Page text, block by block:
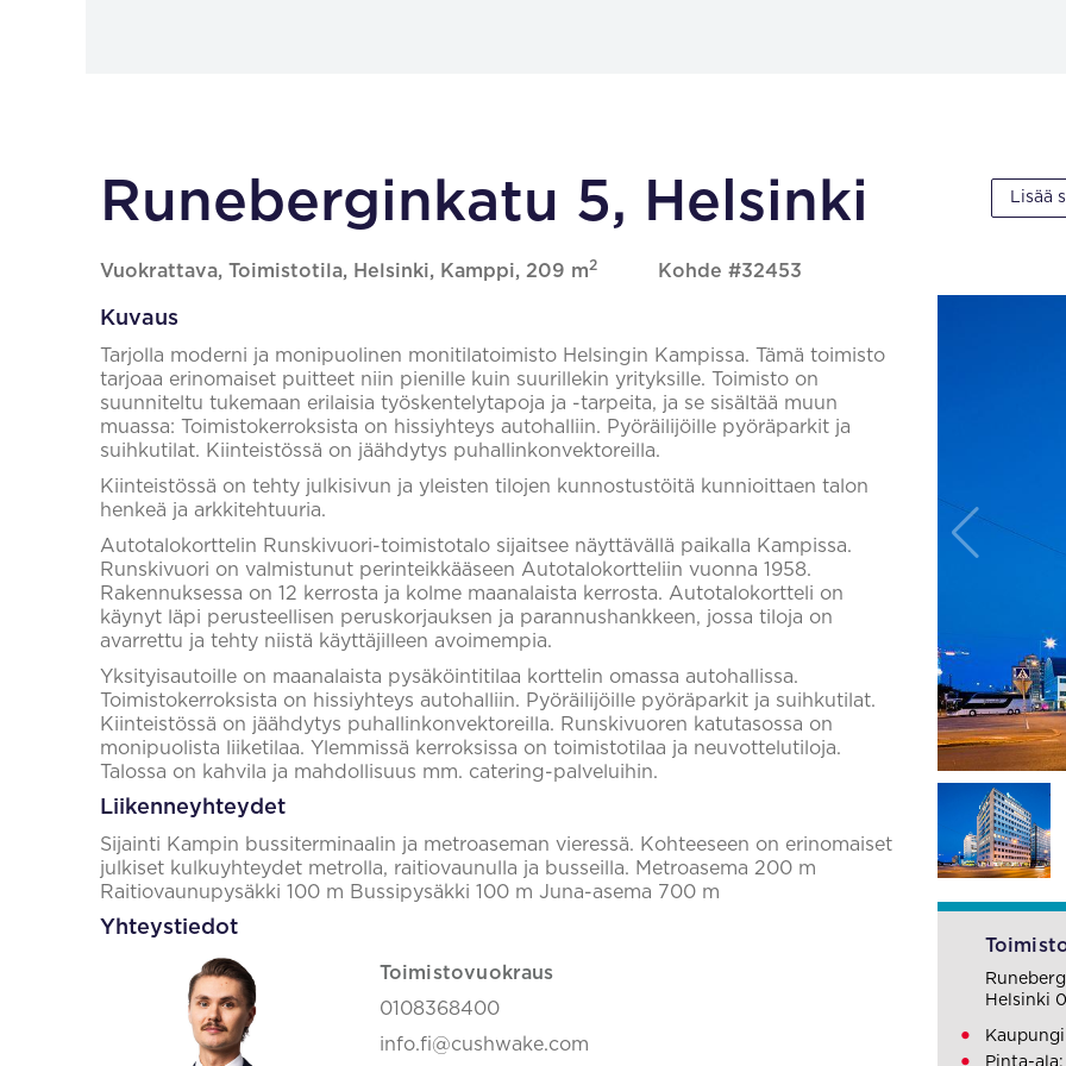
Runeberginkatu 5, Helsinki
Vuokrattava, Toimistotila, Helsinki, Kamppi, 209 m2 Kohde #32453
Lisää
Kuvaus
Tarjolla moderni ja monipuolinen monitilatoimisto Helsingin Kampissa. Tämä toimisto
tarjoaa erinomaiset puitteet niin pienille kuin suurillekin yrityksille. Toimisto on
suunniteltu tukemaan erilaisia työskentelytapoja ja -tarpeita, ja se sisältää muun
muassa: Toimistokerroksista on hissiyhteys autohalliin. Pyöräilijöille pyöräparkit ja
suihkutilat. Kiinteistössä on jäähdytys puhallinkonvektoreilla.
Kiinteistössä on tehty julkisivun ja yleisten tilojen kunnostustöitä kunnioittaen talon
henkeä ja arkkitehtuuria.
Autotalokorttelin Runskivuori-toimistotalo sijaitsee näyttävällä paikalla Kampissa.
Runskivuori on valmistunut perinteikkääseen Autotalokortteliin vuonna 1958.
Rakennuksessa on 12 kerrosta ja kolme maanalaista kerrosta. Autotalokortteli on
käynyt läpi perusteellisen peruskorjauksen ja parannushankkeen, jossa tiloja on
avarrettu ja tehty niistä käyttäjilleen avoimempia.
Yksityisautoille on maanalaista pysäköintitilaa korttelin omassa autohallissa.
Toimistokerroksista on hissiyhteys autohalliin. Pyöräilijöille pyöräparkit ja suihkutilat.
Kiinteistössä on jäähdytys puhallinkonvektoreilla. Runskivuoren katutasossa on
monipuolista liiketilaa. Ylemmissä kerroksissa on toimistotilaa ja neuvottelutiloja.
Talossa on kahvila ja mahdollisuus mm. catering-palveluihin.
Liikenneyhteydet
Sijainti Kampin bussiterminaalin ja metroaseman vieressä. Kohteeseen on erinomaiset
julkiset kulkuyhteydet metrolla, raitiovaunulla ja busseilla. Metroasema 200 m
Raitiovaunupysäkki 100 m Bussipysäkki 100 m Juna-asema 700 m
Yhteystiedot
Toimistovuokraus
0108368400
info.fi@cushwake.com
Helsinki
Pinta-